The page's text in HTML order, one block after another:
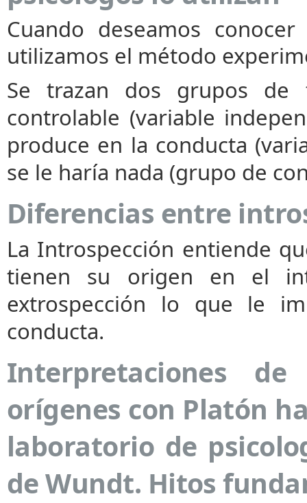
Cuando deseamos
utilizamos el método
Se trazan dos grupos de
controlable (variable
produce en la conducta
se le haría nada (grupo de
Diferencias entre
La Introspección entiende
tienen su origen en el
extrospección lo que le
conducta.
Interpretaciones
orígenes con Platón
laboratorio de
de Wundt. Hitos